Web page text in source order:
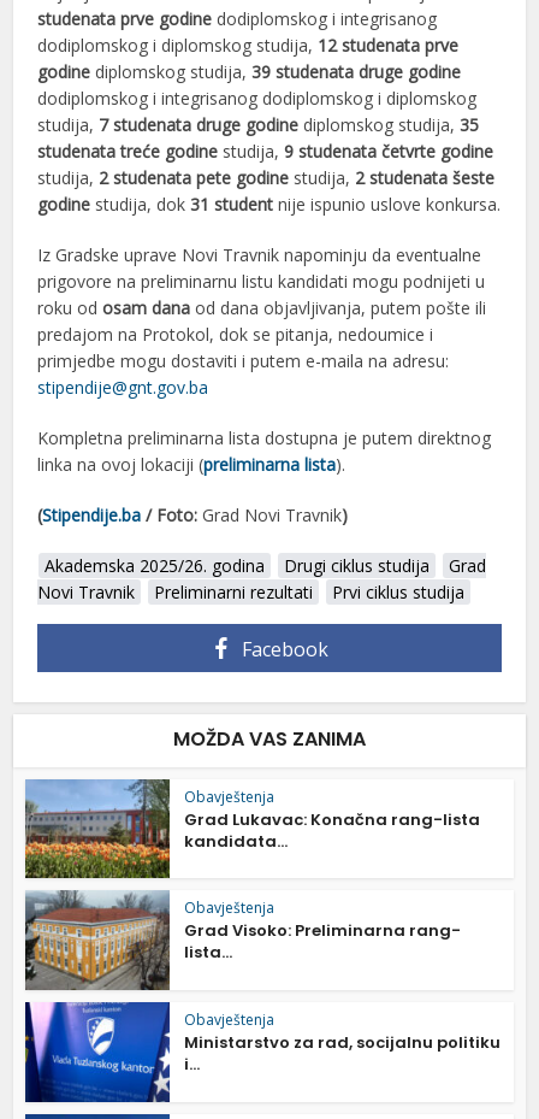
studenata prve godine dodiplomskog i integrisanog
dodiplomskog i diplomskog studija, 12 studenata prve
godine diplomskog studija,39 studenata druge godine
dodiplomskog i integrisanog dodiplomskog i diplomskog
studija, 7 studenata druge godine diplomskog studija,35
studenata treće godine studija,9 studenata četvrte godine
studija, 2 studenata pete godine studija, 2 studenata šeste
godine studija, dok 31 student nije ispunio uslove konkursa.
Iz Gradske uprave Novi Travnik napominju da eventualne
prigovore na preliminarnu listu kandidati mogu podnijeti u
roku odosam dana od dana objavljivanja, putem pošte ili
predajom na Protokol, dok se pitanja, nedoumice i
primjedbe mogu dostaviti i putem e-maila na adresu:
stipendije@gnt.gov.ba
Kompletna preliminarna lista dostupna je putem direktnog
linka na ovoj lokaciji (preliminarna lista).
(Stipendije.ba / Foto:Grad Novi Travnik)
Akademska 2025/26. godina Drugi ciklus studija
Grad
Novi Travnik
Preliminarni rezultati Prvi ciklus studija
Facebook
MOŽDA VAS ZANIMA
Obavještenja
Grad Lukavac: Konačna rang-lista
kandidata...
Obavještenja
Grad Visoko: Preliminarna rang-
lista...
Obavještenja
Ministarstvo za rad, socijalnu politiku
i...